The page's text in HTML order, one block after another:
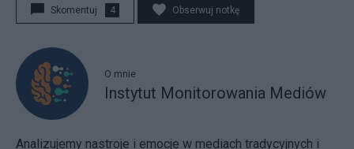
Skomentuj 4 Obserwuj notkę
O mnie
Instytut Monitorowania Mediów
Analizujemy nastroje i emocje w mediach tradycyjnych i